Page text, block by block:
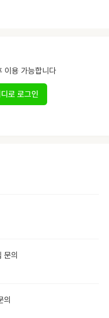
이용 가능합니다
로 로그인
의